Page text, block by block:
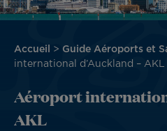
Fil
d'Ariane
Accueil Guide Aéroports et
international d’Auckland – AKL
Aéroport
AKL